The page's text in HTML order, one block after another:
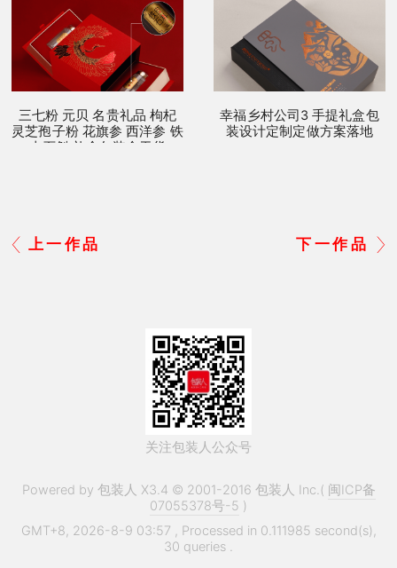
三七粉 元贝 名贵礼品 枸杞
灵芝孢子粉 花旗参 西洋参 铁
皮石斛 礼盒包装盒干货
幸福乡村公司3 手提礼盒包
装设计定制定做方案落地
上一作品 下一作品
关注包装人公众号
Powered by 包装人 X3.4 © 2001-2016 包装人 Inc.( 闽ICP备
07055378号-5 )
GMT+8, 2026-8-9 03:57 , Processed in 0.111985 second(s),
30 queries .